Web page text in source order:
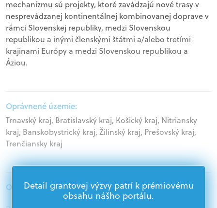
mechanizmu sú projekty, ktoré zavádzajú nové trasy v
nesprevádzanej kontinentálnej kombinovanej doprave v
rámci Slovenskej republiky, medzi Slovenskou
republikou a inými členskými štátmi a/alebo tretími
krajinami Európy a medzi Slovenskou republikou a
Áziou.
Oprávnené územie:
Trnavský kraj, Bratislavský kraj, Košický kraj, Nitriansky
kraj, Banskobystrický kraj, Žilinský kraj, Prešovský kraj,
Trenčiansky kraj
Oprávnení žiadatelia:
Detail grantovej výzvy patrí k prémiovému
obsahu nášho portálu.